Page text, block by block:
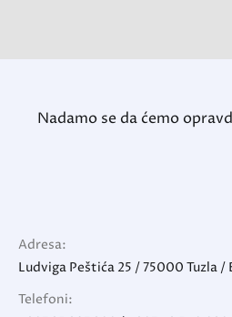
Nadamo se da ćemo
Adresa:
Ludviga Peštića 25 / 75000 Tuzla /
Telefoni: